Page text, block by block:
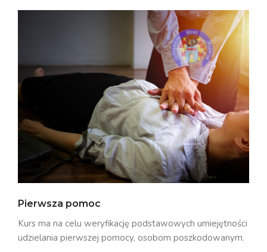
Pierwsza pomoc
Kurs ma na celu weryfikację podstawowych umiejętności
udzielania pierwszej pomocy, osobom poszkodowanym.